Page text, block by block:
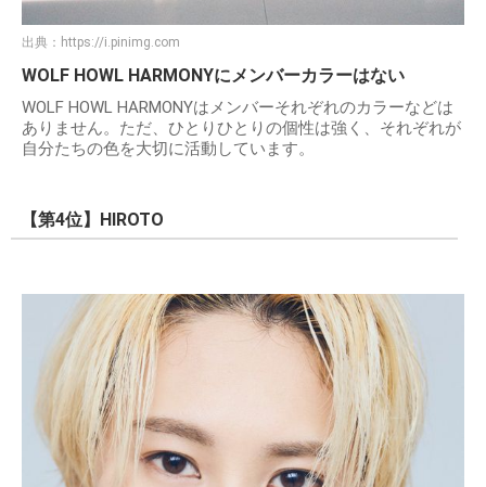
出典： https://i.pinimg.com
WOLF HOWL HARMONYにメンバーカラーはない
WOLF HOWL HARMONYはメンバーそれぞれのカラーなどは
ありません。ただ、ひとりひとりの個性は強く、それぞれが
自分たちの色を大切に活動しています。
【第4位】HIROTO